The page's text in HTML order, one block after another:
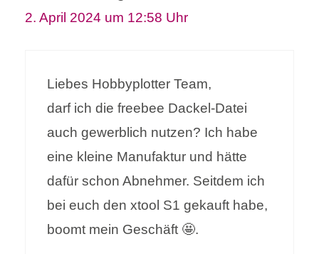
2. April 2024 um 12:58 Uhr
Liebes Hobbyplotter Team,
darf ich die freebee Dackel-Datei
auch gewerblich nutzen? Ich habe
eine kleine Manufaktur und hätte
dafür schon Abnehmer. Seitdem ich
bei euch den xtool S1 gekauft habe,
boomt mein Geschäft 🤩.